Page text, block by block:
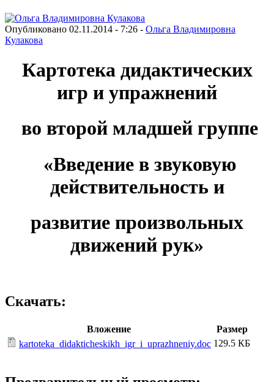
Опубликовано 02.11.2014 - 7:26 - Ольга Владимировна
Кулакова
Картотека дидактических
игр и упражнений
во второй младшей группе
«Введение в звуковую
действительность и
развитие произвольных
движений рук»
Скачать:
Вложение
Размер
kartoteka_didakticheskikh_igr_i_uprazhneniy.doc 129.5 КБ